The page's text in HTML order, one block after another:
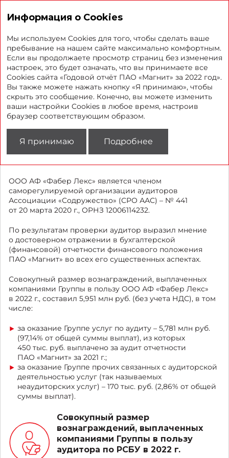
Аудит по РСБУ
Аудитором бухгалтерской (финансовой) отчетности
ПАО «Магнит» за 2022 г., подготовленной
в соответствии с российскими стандартами
бухгалтерского учета и отчетности (РСБУ), утверждено
общество с ограниченной ответственностью
«Аудиторская фирма «Фабер Лекс» (ИНН 7709383532,
ООО АФ «Фабер Лекс» является членом
саморегулируемой организации аудиторов
Ассоциации «Содружество» (СРО ААС) – № 441
от 20 марта 2020 г., ОРНЗ 12006114232.
По результатам проверки аудитор выразил мнение
о достоверном отражении в бухгалтерской
(финансовой) отчетности финансового положения
ПАО «Магнит» во всех его существенных аспектах.
Совокупный размер вознаграждений, выплаченных
компаниями Группы в пользу ООО АФ «Фабер Лекс»
в 2022 г., составил 5,951 млн руб. (без учета НДС), в том
числе:
за оказание Группе услуг по аудиту – 5,781 млн руб.
(97,14% от общей суммы выплат), из которых
450 тыс. руб. выплачено за аудит отчетности
ПАО «Магнит» за 2021 г.;
за оказание Группе прочих связанных с аудиторской
деятельностью услуг (так называемых
неаудиторских услуг) – 170 тыс. руб. (2,86% от общей
суммы выплат).
Совокупный размер
вознаграждений, выплаченных
компаниями Группы в пользу
аудитора по РСБУ в 2022 г.
Информация о Cookies
Мы используем Cookies для того, чтобы сделать ваше
пребывание на нашем сайте максимально комфортным.
Если вы продолжаете просмотр страниц без изменения
настроек, это будет означать, что вы принимаете все
Cookies сайта «Годовой отчёт ПАО «Магнит» за 2022 год».
Вы также можете нажать кнопку «Я принимаю», чтобы
скрыть это сообщение. Конечно, вы можете изменить
ваши настройки Cookies в любое время, настроив
браузер соответствующим образом.
Я принимаю Подробнее